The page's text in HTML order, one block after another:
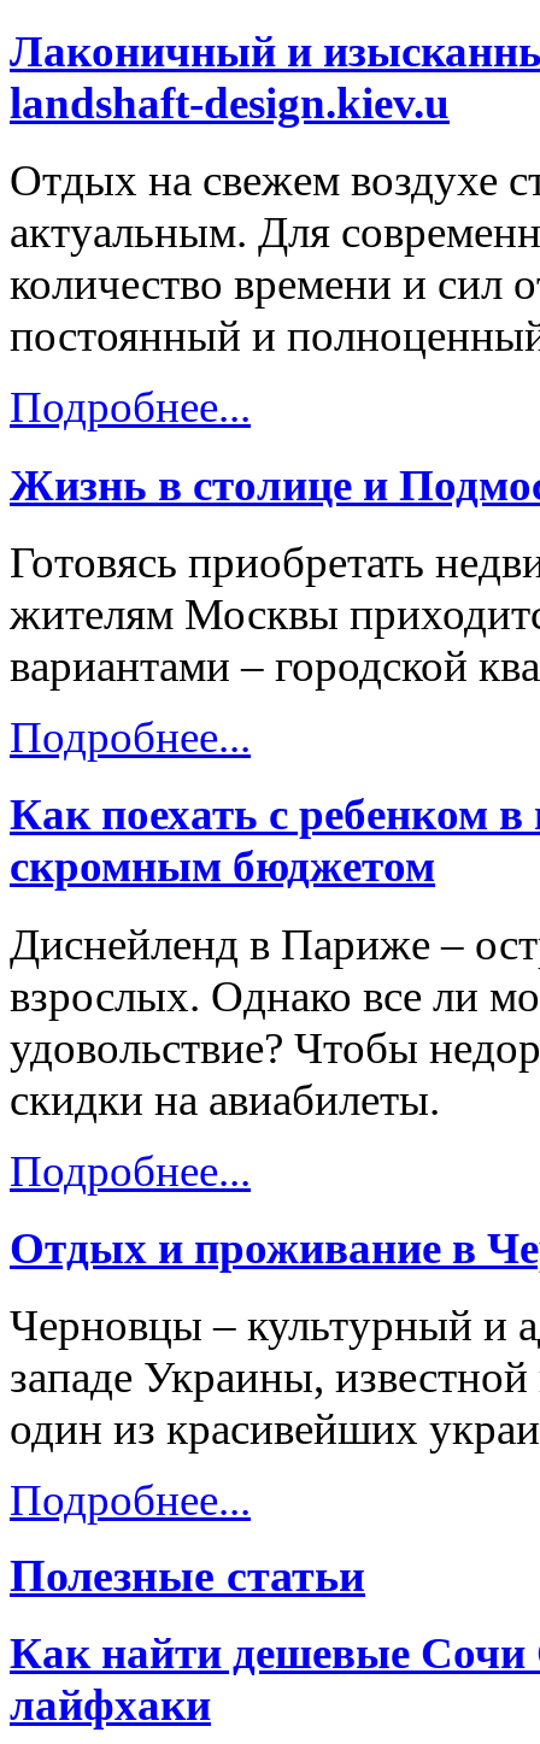
Лаконичный и
landshaft-design.kiev.u
Отдых на свежем воздухе
актуальным. Для
количество времени и сил
постоянный и
Подробнее...
Жизнь в столице и
Готовясь приобретать
жителям Москвы
вариантами – городской
Подробнее...
Как поехать с ребенком
скромным бюджетом
Диснейленд в Париже –
взрослых. Однако все ли
удовольствие? Чтобы
скидки на авиабилеты.
Подробнее...
Отдых и проживание в
Черновцы – культурный и
западе Украины,
один из красивейших
Подробнее...
Полезные статьи
Как найти дешевые
лайфхаки